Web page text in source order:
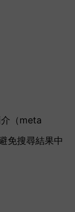
（meta
免搜尋結果中